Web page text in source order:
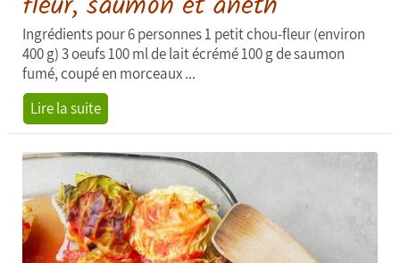
fleur, saumon et aneth
Ingrédients pour 6 personnes 1 petit chou-fleur (environ
400 g) 3 oeufs 100 ml de lait écrémé 100 g de saumon
fumé, coupé en morceaux ...
Lire la suite